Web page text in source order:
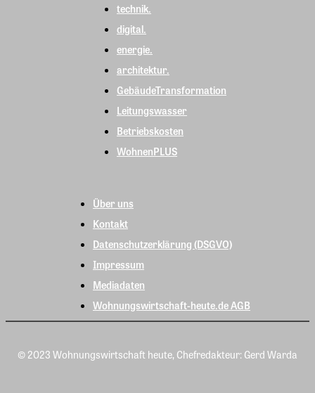
technik.
digital.
energie.
architektur.
GebäudeTransformation
Leitungswasser
Betriebskosten
WohnenPLUS
Über uns
Kontakt
Datenschutzerklärung (DSGVO)
Impressum
Mediadaten
Wohnungswirtschaft-heute.de AGB
© 2023 Wohnungswirtschaft heute, Chefredakteur: Gerd Warda